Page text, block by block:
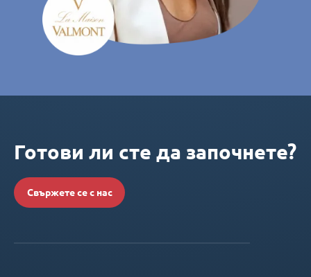
Готови ли сте да започнете?
Свържете се с нас